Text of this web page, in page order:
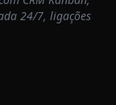
24/7, ligações